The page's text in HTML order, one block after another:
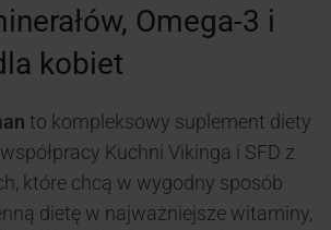
Omega-3 i
kobiet
to kompleksowy suplement diety
Kuchni Vikinga i SFD z
które chcą w wygodny sposób
dietę w najważniejsze witaminy,